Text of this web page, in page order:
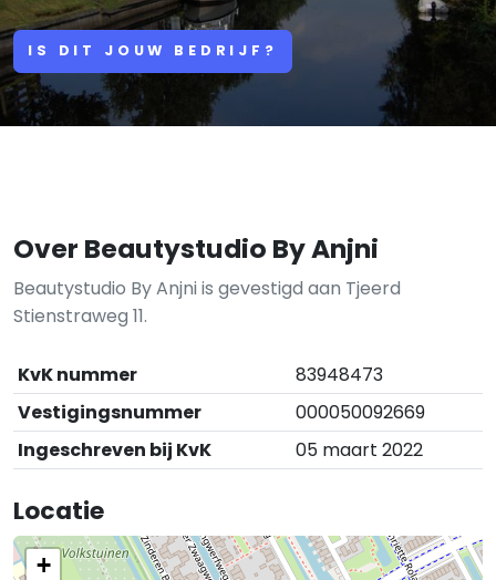
IS DIT JOUW BEDRIJF?
Over Beautystudio By Anjni
Beautystudio By Anjni is gevestigd aan Tjeerd
Stienstraweg 11.
KvK nummer
83948473
Vestigingsnummer
000050092669
Ingeschreven bij KvK
05 maart 2022
Locatie
+